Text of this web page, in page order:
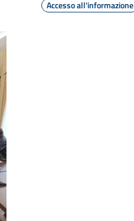
Accesso all'informazione